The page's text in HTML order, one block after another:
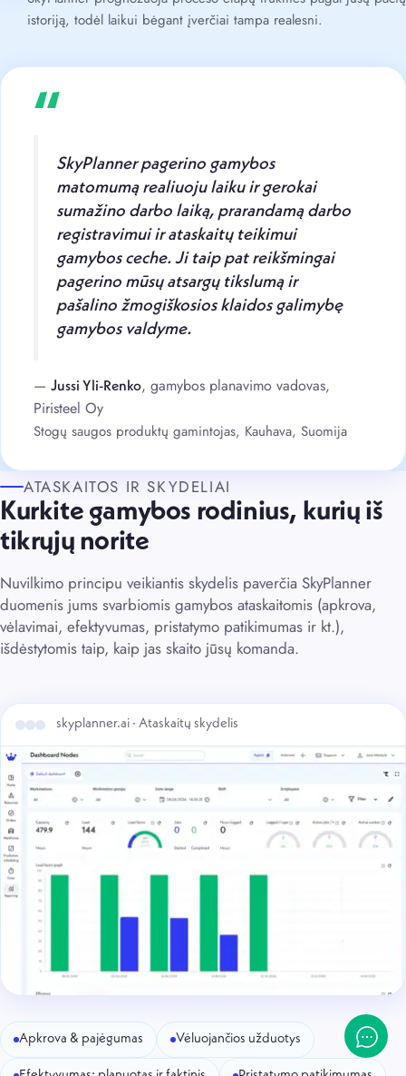
istoriją, todėl laikui bėgant įverčiai tampa realesni.
“
SkyPlanner pagerino gamybos
matomumą realiuoju laiku ir gerokai
sumažino darbo laiką, prarandamą darbo
registravimui ir ataskaitų teikimui
gamybos ceche. Ji taip pat reikšmingai
pagerino mūsų atsargų tikslumą ir
pašalino žmogiškosios klaidos galimybę
gamybos valdyme.
— Jussi Yli-Renko, gamybos planavimo vadovas,
Piristeel Oy
Stogų saugos produktų gamintojas, Kauhava, Suomija
ATASKAITOS IR SKYDELIAI
Kurkite gamybos rodinius, kurių iš
tikrųjų norite
Nuvilkimo principu veikiantis skydelis paverčia SkyPlanner
duomenis jums svarbiomis gamybos ataskaitomis (apkrova,
vėlavimai, efektyvumas, pristatymo patikimumas ir kt.),
išdėstytomis taip, kaip jas skaito jūsų komanda.
skyplanner.ai · Ataskaitų skydelis
Apkrova & pajėgumas Vėluojančios užduotys